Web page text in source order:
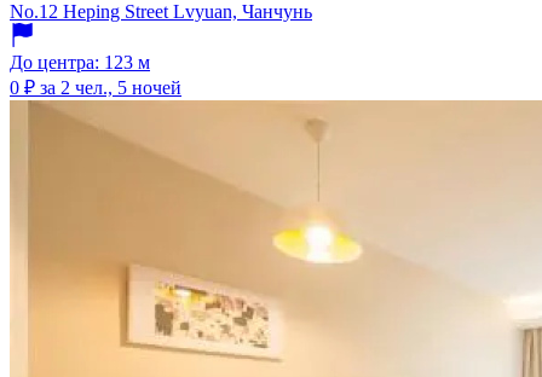
No.12 Heping Street Lvyuan, Чанчунь
До центра: 123 м
0 ₽ за 2 чел., 5 ночей